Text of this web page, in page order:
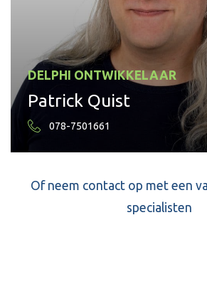
DELPHI ONTWIKKELAAR
Patrick Quist
078-7501661
Of neem contact op met een
specialisten